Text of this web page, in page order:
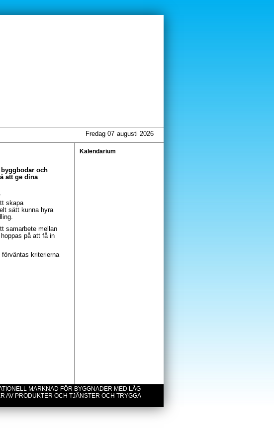
augusti 2026
Fredag 07
och
att ge dina
skapa
sätt kunna hyra
samarbete mellan
på att få in
kriterierna
Kalendarium
MARKNAD FÖR BYGGNADER MED LÅG
AV PRODUKTER OCH TJÄNSTER OCH TRYGGA